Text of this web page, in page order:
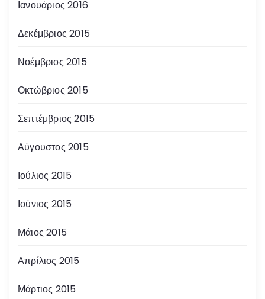
Ιανουάριος 2016
Δεκέμβριος 2015
Νοέμβριος 2015
Οκτώβριος 2015
Σεπτέμβριος 2015
Αύγουστος 2015
Ιούλιος 2015
Ιούνιος 2015
Μάιος 2015
Απρίλιος 2015
Μάρτιος 2015